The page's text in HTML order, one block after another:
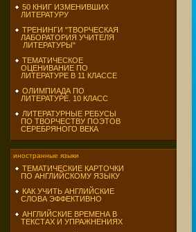
50 КНИГ ИЗМЕНИВШИХ
ЛИТЕРАТУРУ
ТРЕНИНГИ "ТВОРЧЕСКАЯ
ЛАБОРАТОРИЯ УЧИТЕЛЯ
ЛИТЕРАТУРЫ"
ТЕМАТИЧЕСКОЕ
ОЦЕНИВАНИЕ ПО
ЛИТЕРАТУРЕ В 11 КЛАССЕ
ОЛИМПИАДА ПО
ЛИТЕРАТУРЕ. 10 КЛАСС
ЛИТЕРАТУРНЫЕ РЕБУСЫ
ПО ТВОРЧЕСТВУ ПОЭТОВ
СЕРЕБРЯНОГО ВЕКА
иностранные языки
ТЕМАТИЧЕСКИЕ КАРТОЧКИ
ПО АНГЛИЙСКОМУ ЯЗЫКУ
КАК УЧИТЬ АНГЛИЙСКИЕ
СЛОВА ЭФФЕКТИВНО
АНГЛИЙСКИЕ ВРЕМЕНА В
ТЕКСТАХ И УПРАЖНЕНИЯХ